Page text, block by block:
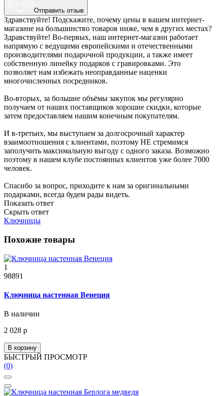
Отправить отзыв
Здравствуйте! Подскажите, почему цены в вашем интернет-
магазине на большинство товаров ниже, чем в других местах?
Здравствуйте! Во-первых, наш интернет-магазин работает
напрямую с ведущими европейскими и отечественными
производителями подарочной продукции, а также имеет
собственную линейку подарков с гравировками. Это
позволяет нам избежать неоправданные наценки
многочисленных посредников.
Во-вторых, за большие объёмы закупок мы регулярно
получаем от наших поставщиков хорошие скидки, которые
затем предоставляем нашим конечным покупателям.
И в-третьих, мы выступаем за долгосрочный характер
взаимоотношения с клиентами, поэтому НЕ стремимся
заполучить максимальную выгоду с одного заказа. Возможно
поэтому в нашем клубе постоянных клиентов уже более 7000
человек.
Спасибо за вопрос, приходите к нам за оригинальными
подарками, всегда будем рады видеть.
Показать ответ
Скрыть ответ
Ключницы
Похожие товары
1
98891
Ключница настенная Венеция
В наличии
2 028 р
В корзину
БЫСТРЫЙ ПРОСМОТР
(0)